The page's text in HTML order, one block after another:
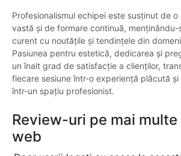
Profesionalismul echipei este susținut de
vastă și de formare continuă, menținându-
curent cu noutățile și tendințele din
Pasiunea pentru estetică, dedicarea și
un înalt grad de satisfacție a clienților,
fiecare sesiune într-o experiență plăcută și
într-un spațiu profesionist.
Review-uri pe mai
web